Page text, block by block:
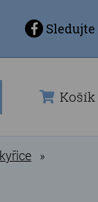
Sledujte
Košík
»